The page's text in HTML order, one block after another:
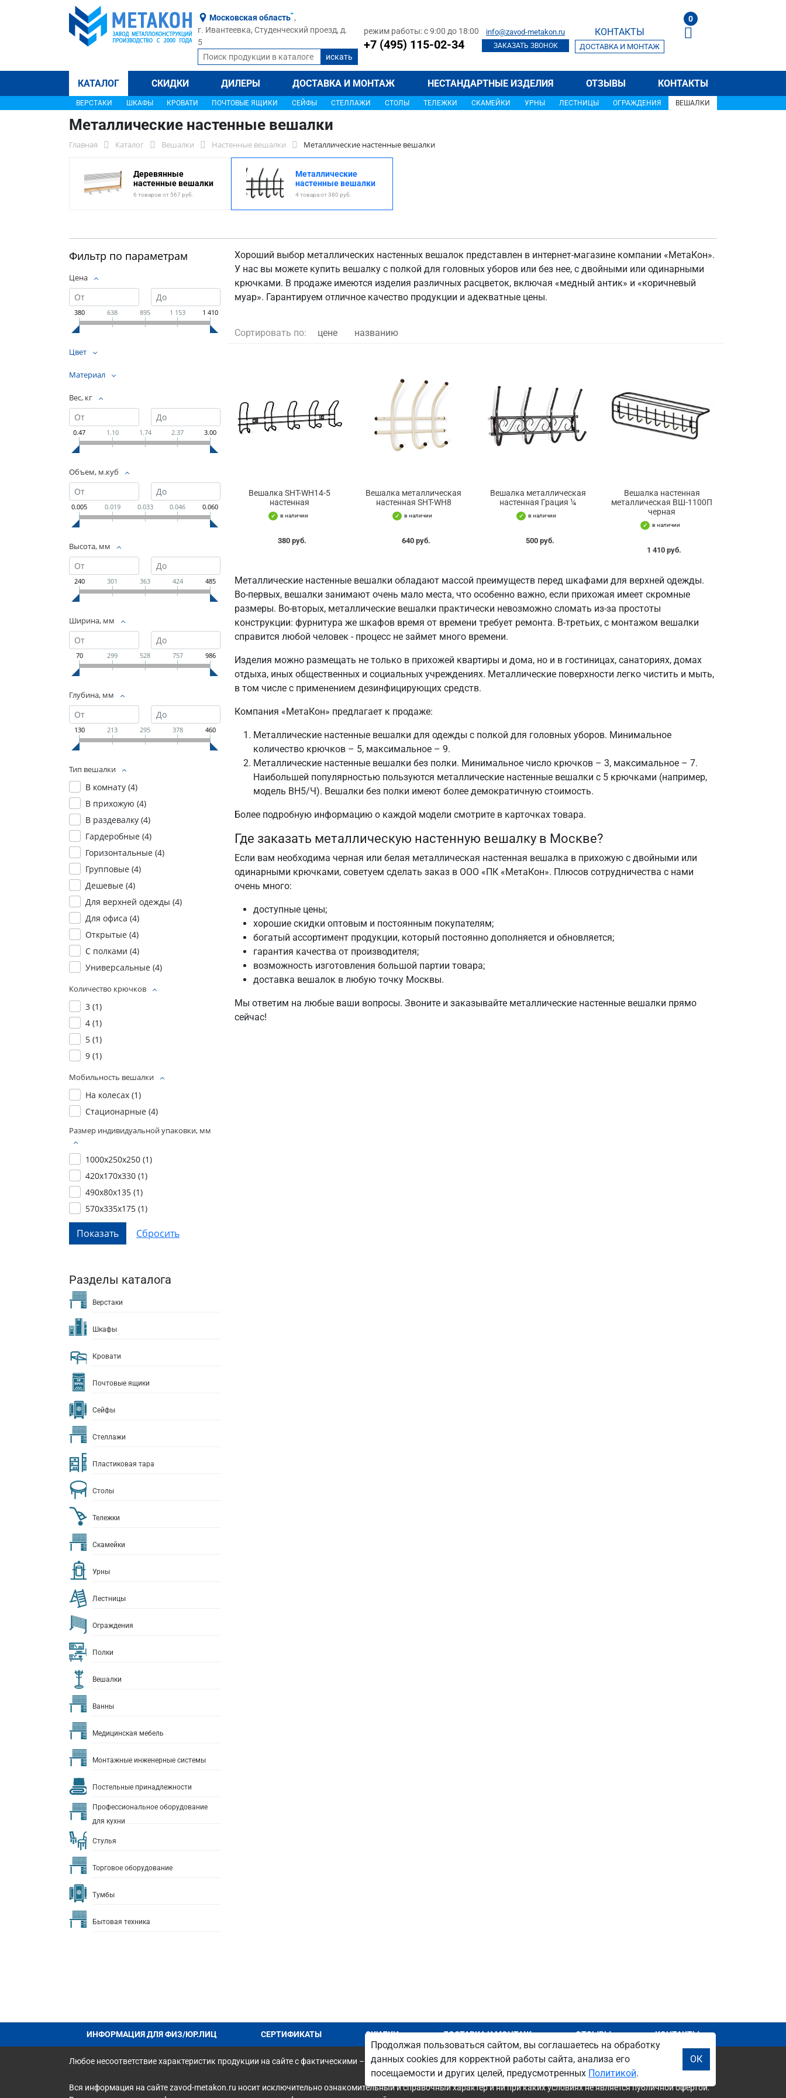
Московская область ,
г. Ивантеевка, Студенческий проезд, д.
5
режим работы: с 9:00 до 18:00
+7 (495) 115-02-34
info@zavod-metakon.ru
ЗАКАЗАТЬ ЗВОНОК
КОНТАКТЫ
ДОСТАВКА И МОНТАЖ
0
КАТАЛОГ СКИДКИ ДИЛЕРЫ ДОСТАВКА И МОНТАЖ НЕСТАНДАРТНЫЕ ИЗДЕЛИЯ ОТЗЫВЫ КОНТАКТЫ
ВЕРСТАКИ ШКАФЫ КРОВАТИ ПОЧТОВЫЕ ЯЩИКИ СЕЙФЫ СТЕЛЛАЖИ СТОЛЫ ТЕЛЕЖКИ СКАМЕЙКИ УРНЫ ЛЕСТНИЦЫ ОГРАЖДЕНИЯ ВЕШАЛКИ
Металлические настенные вешалки
Главная Каталог Вешалки Настенные вешалки Металлические настенные вешалки
Деревянные
настенные вешалки
6 товаров от 567 руб.
Металлические
настенные вешалки
4 товара от 380 руб.
Фильтр по параметрам
Цена
380 638 895 1 153 1 410
Цвет
Материал
Вес, кг
0.47 1.10 1.74 2.37 3.00
Объем, м.куб
0.005 0.019 0.033 0.046 0.060
Высота, мм
240 301 363 424 485
Ширина, мм
70 299 528 757 986
Глубина, мм
130 213 295 378 460
Тип вешалки
В комнату (4)
В прихожую (4)
В раздевалку (4)
Гардеробные (4)
Горизонтальные (4)
Групповые (4)
Дешевые (4)
Для верхней одежды (4)
Для офиса (4)
Открытые (4)
С полками (4)
Универсальные (4)
Количество крючков
3 (1)
4 (1)
5 (1)
9 (1)
Мобильность вешалки
На колесах (1)
Стационарные (4)
Размер индивидуальной упаковки, мм
1000х250х250 (1)
420x170x330 (1)
490x80x135 (1)
570x335x175 (1)
Разделы каталога
Верстаки
Шкафы
Кровати
Почтовые ящики
Сейфы
Стеллажи
Пластиковая тара
Столы
Тележки
Скамейки
Урны
Лестницы
Ограждения
Полки
Вешалки
Ванны
Медицинская мебель
Монтажные инженерные системы
Постельные принадлежности
Профессиональное оборудование
для кухни
Стулья
Торговое оборудование
Тумбы
Бытовая техника
Хороший выбор металлических настенных вешалок представлен в интернет-магазине компании «МетаКон».
У нас вы можете купить вешалку с полкой для головных уборов или без нее, с двойными или одинарными
крючками. В продаже имеются изделия различных расцветок, включая «медный антик» и «коричневый
муар». Гарантируем отличное качество продукции и адекватные цены.
Сортировать по: цене названию
Вешалка SHT-WH14-5
настенная
в наличии
380 руб.
Вешалка металлическая
настенная SHT-WH8
в наличии
640 руб.
Вешалка металлическая
настенная Грация ¼
в наличии
500 руб.
Вешалка настенная
металлическая ВШ-1100П
черная
в наличии
1 410 руб.
Металлические настенные вешалки обладают массой преимуществ перед шкафами для верхней одежды.
Во-первых, вешалки занимают очень мало места, что особенно важно, если прихожая имеет скромные
размеры. Во-вторых, металлические вешалки практически невозможно сломать из-за простоты
конструкции: фурнитура же шкафов время от времени требует ремонта. В-третьих, с монтажом вешалки
справится любой человек - процесс не займет много времени.
Изделия можно размещать не только в прихожей квартиры и дома, но и в гостиницах, санаториях, домах
отдыха, иных общественных и социальных учреждениях. Металлические поверхности легко чистить и мыть,
в том числе с применением дезинфицирующих средств.
Компания «МетаКон» предлагает к продаже:
Металлические настенные вешалки для одежды с полкой для головных уборов. Минимальное
количество крючков – 5, максимальное – 9.
Металлические настенные вешалки без полки. Минимальное число крючков – 3, максимальное – 7.
Наибольшей популярностью пользуются металлические настенные вешалки с 5 крючками (например,
модель ВН5/Ч). Вешалки без полки имеют более демократичную стоимость.
Более подробную информацию о каждой модели смотрите в карточках товара.
Где заказать металлическую настенную вешалку в Москве?
Если вам необходима черная или белая металлическая настенная вешалка в прихожую с двойными или
одинарными крючками, советуем сделать заказ в ООО «ПК «МетаКон». Плюсов сотрудничества с нами
очень много:
доступные цены;
хорошие скидки оптовым и постоянным покупателям;
богатый ассортимент продукции, который постоянно дополняется и обновляется;
гарантия качества от производителя;
возможность изготовления большой партии товара;
доставка вешалок в любую точку Москвы.
Мы ответим на любые ваши вопросы. Звоните и заказывайте металлические настенные вешалки прямо
сейчас!
ИНФОРМАЦИЯ ДЛЯ ФИЗ/ЮР.ЛИЦ СЕРТИФИКАТЫ СКИДКИ ДОСТАВКА И МОНТАЖ ОТЗЫВЫ КОНТАКТЫ
Любое несоответствие характеристик продукции на сайте с фактическими – является опечаткой.
Вся информация на сайте zavod-metakon.ru носит исключительно ознакомительный и справочный характер и ни при каких условиях не является публичной офертой.
Продолжая пользоваться сайтом, вы соглашаетесь на обработку
данных cookies для корректной работы сайта, анализа его
посещаемости и других целей, предусмотренных Политикой.
ОК